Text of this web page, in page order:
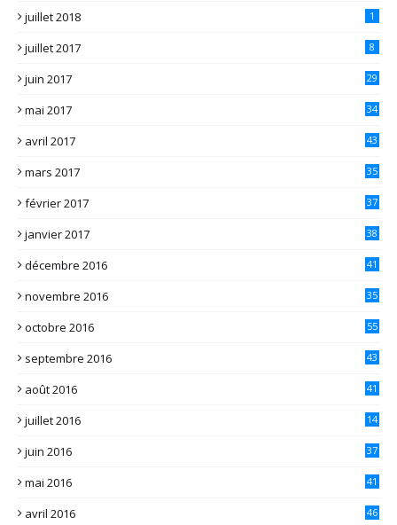
juillet 2018 1
juillet 2017 8
juin 2017 29
mai 2017 34
avril 2017 43
mars 2017 35
février 2017 37
janvier 2017 38
décembre 2016 41
novembre 2016 35
octobre 2016 55
septembre 2016 43
août 2016 41
juillet 2016 14
juin 2016 37
mai 2016 41
avril 2016 46